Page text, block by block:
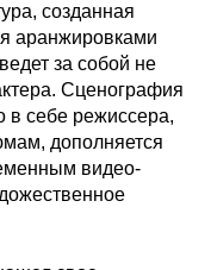
созданная
аранжировками
за собой не
Сценография
в себе режиссера,
дополняется
видео-